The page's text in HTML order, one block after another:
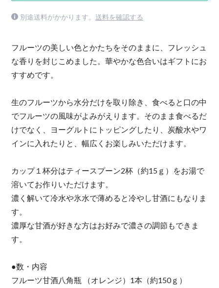
別途送料がかかります。 送料を確認する
フルーツの美しい色とかたちをそのままに、フレッシュ
な香りを封じこめました。華やかな色合いはギフトにお
すすめです。
生のフルーツから水分だけを取り除き、食べると口の中
でフルーツの風味がよみがえります。そのまま食べるだ
けでなく、ヨーグルトにトッピングしたり、炭酸水やワ
インに入れたりと、幅広くお楽しみいただけます。
カップ１杯分はティースプーン2杯（約15ｇ）をお湯で
溶いてお作りいただけます。
濃く解いて冷水や氷水で薄めると冷やし甘酒にもなりま
す。
濃厚な甘酒が好きな方はお好みで濃さの調節もできま
す。
●数・内容
フルーツ甘酒八角瓶 （オレンジ）1本（約150ｇ）